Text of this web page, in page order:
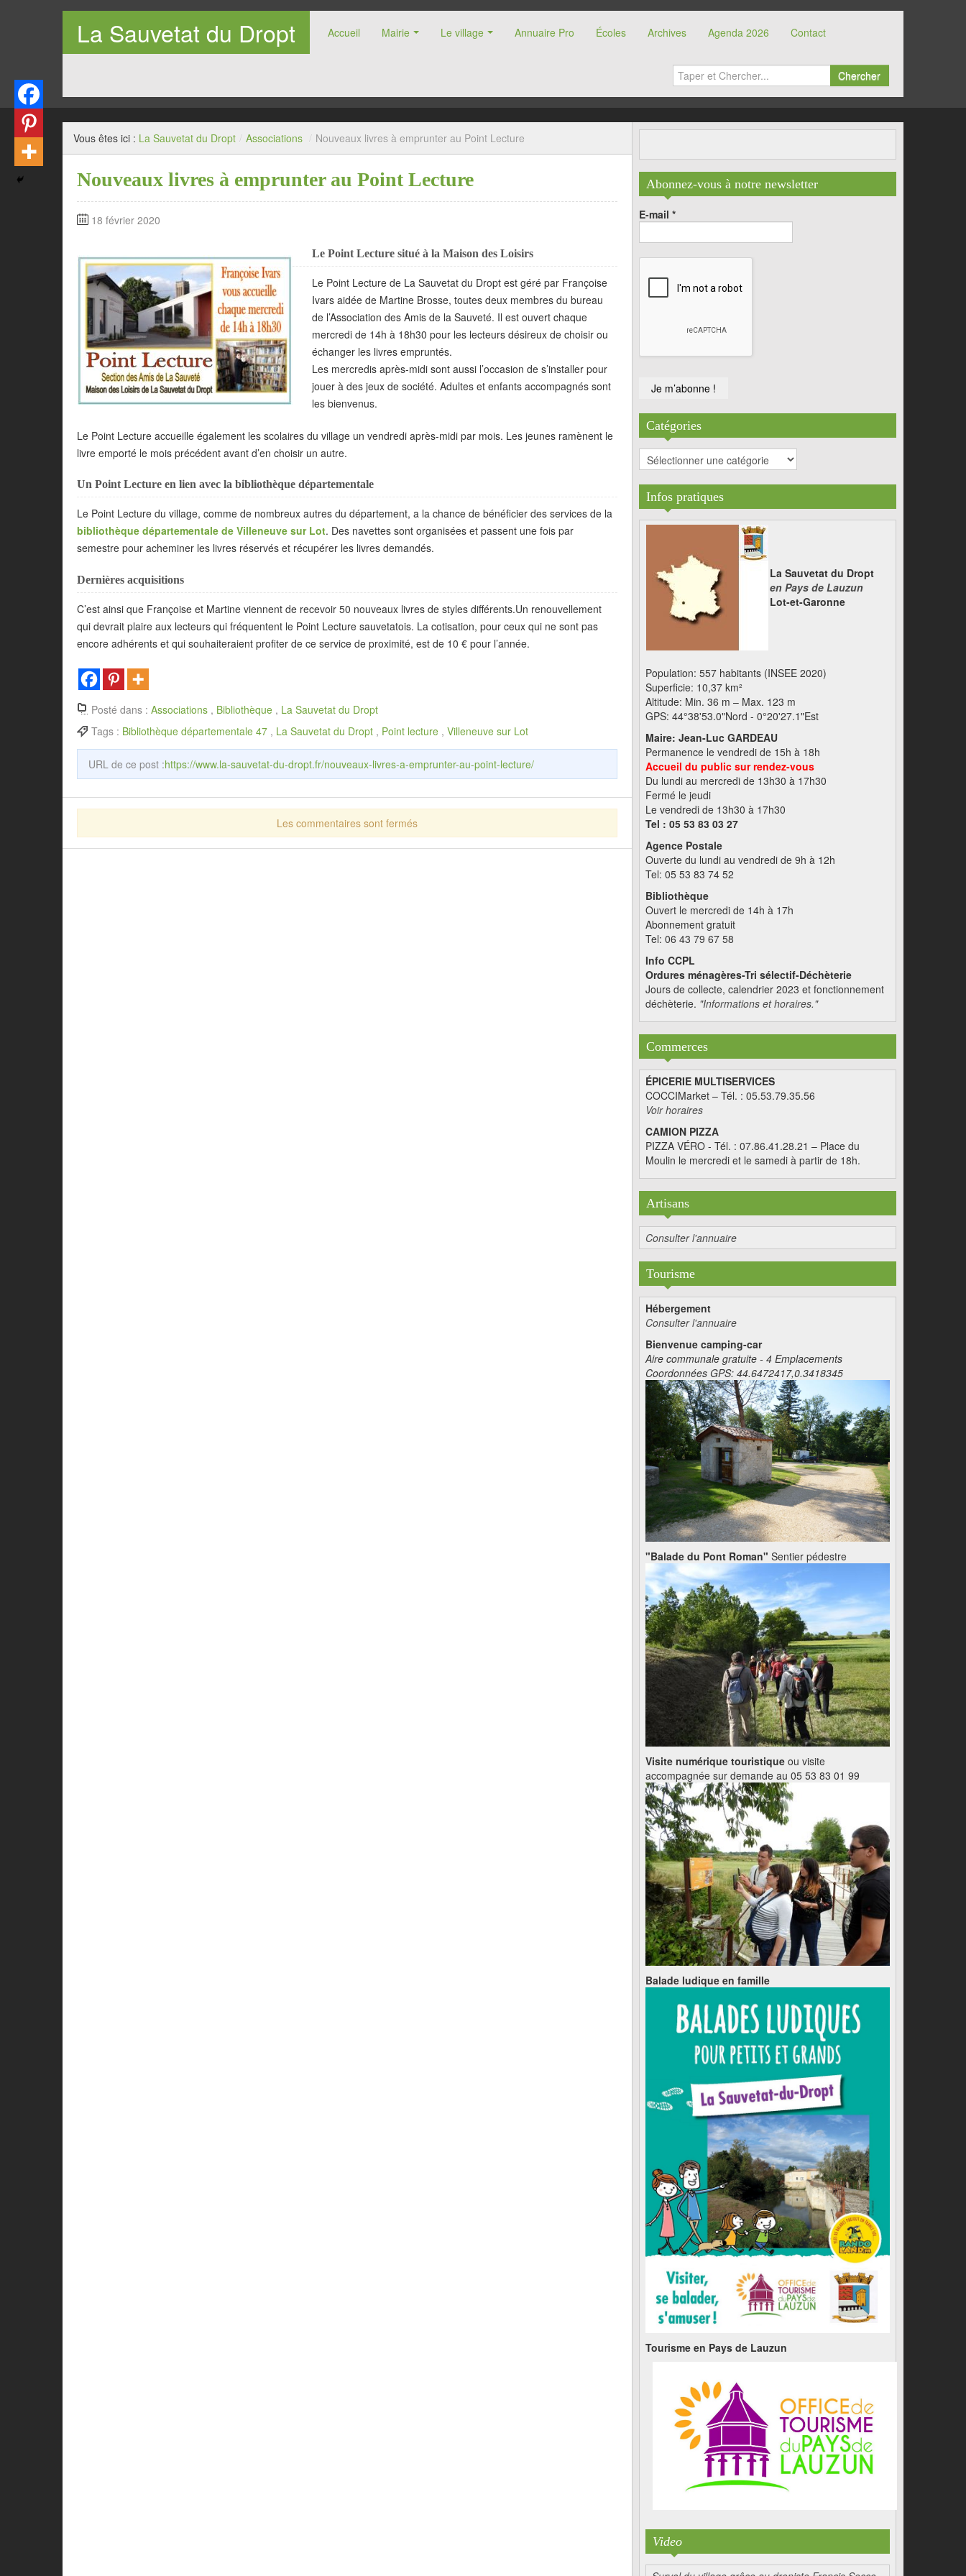
La Sauvetat du Dropt Accueil Mairie Le village Annuaire Pro Écoles Archives Agenda 2026 Contact
Chercher
Vous êtes ici : La Sauvetat du Dropt / Associations / Nouveaux livres à emprunter au Point Lecture
Nouveaux livres à emprunter au Point Lecture
18 février 2020
Le Point Lecture situé à la Maison des Loisirs
Le Point Lecture de La Sauvetat du Dropt est géré par Françoise
Ivars aidée de Martine Brosse, toutes deux membres du bureau
de l’Association des Amis de la Sauveté. Il est ouvert chaque
mercredi de 14h à 18h30 pour les lecteurs désireux de choisir ou
échanger les livres empruntés.
Les mercredis après-midi sont aussi l’occasion de s’installer pour
jouer à des jeux de société. Adultes et enfants accompagnés sont
les bienvenus.
Le Point Lecture accueille également les scolaires du village un vendredi après-midi par mois. Les jeunes ramènent le
livre emporté le mois précédent avant d’en choisir un autre.
Un Point Lecture en lien avec la bibliothèque départementale
Le Point Lecture du village, comme de nombreux autres du département, a la chance de bénéficier des services de la
bibliothèque départementale de Villeneuve sur Lot. Des navettes sont organisées et passent une fois par
semestre pour acheminer les livres réservés et récupérer les livres demandés.
Dernières acquisitions
C’est ainsi que Françoise et Martine viennent de recevoir 50 nouveaux livres de styles différents.Un renouvellement
qui devrait plaire aux lecteurs qui fréquentent le Point Lecture sauvetatois. La cotisation, pour ceux qui ne sont pas
encore adhérents et qui souhaiteraient profiter de ce service de proximité, est de 10 € pour l’année.
Posté dans : Associations , Bibliothèque , La Sauvetat du Dropt
Tags : Bibliothèque départementale 47 , La Sauvetat du Dropt , Point lecture , Villeneuve sur Lot
URL de ce post :https://www.la-sauvetat-du-dropt.fr/nouveaux-livres-a-emprunter-au-point-lecture/
Les commentaires sont fermés
Abonnez-vous à notre newsletter
E-mail *
Catégories
Catégories
Infos pratiques
La Sauvetat du Dropt
en Pays de Lauzun
Lot-et-Garonne
Population: 557 habitants (INSEE 2020)
Superficie: 10,37 km²
Altitude: Min. 36 m – Max. 123 m
GPS: 44°38'53.0"Nord - 0°20'27.1"Est
Maire: Jean-Luc GARDEAU
Permanence le vendredi de 15h à 18h
Accueil du public sur rendez-vous
Du lundi au mercredi de 13h30 à 17h30
Fermé le jeudi
Le vendredi de 13h30 à 17h30
Tel : 05 53 83 03 27
Agence Postale
Ouverte du lundi au vendredi de 9h à 12h
Tel: 05 53 83 74 52
Bibliothèque
Ouvert le mercredi de 14h à 17h
Abonnement gratuit
Tel: 06 43 79 67 58
Info CCPL
Ordures ménagères-Tri sélectif-Déchèterie
Jours de collecte, calendrier 2023 et fonctionnement
déchèterie. "Informations et horaires."
Commerces
ÉPICERIE MULTISERVICES
COCCIMarket – Tél. : 05.53.79.35.56
Voir horaires
CAMION PIZZA
PIZZA VÉRO - Tél. : 07.86.41.28.21 – Place du
Moulin le mercredi et le samedi à partir de 18h.
Artisans
Consulter l'annuaire
Tourisme
Hébergement
Consulter l'annuaire
Bienvenue camping-car
Aire communale gratuite - 4 Emplacements
Coordonnées GPS: 44.6472417,0.3418345
"Balade du Pont Roman" Sentier pédestre
Visite numérique touristique ou visite
accompagnée sur demande au 05 53 83 01 99
Balade ludique en famille
Tourisme en Pays de Lauzun
Video